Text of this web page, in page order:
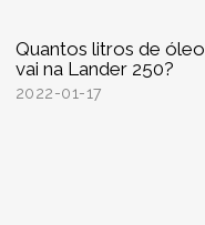
Quantos litros de óleo
vai na Lander 250?
2022-01-17